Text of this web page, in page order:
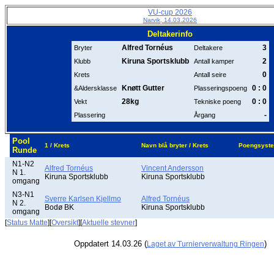
VU-cup 2026
Narvik, 14.03.2026
Deltakerinfo
Bryter Alfred Tornéus Deltakere 3
Klubb Kiruna Sportsklubb Antall kamper 2
Krets Antall seire 0
&Aldersklasse Knøtt Gutter Plasseringspoeng 0 : 0
Vekt 28kg Tekniske poeng 0 : 0
Plassering Årgang -
Pool
Runde
1 / Krets Navn blå bryter / Krets
N1-N2
N 1.
omgang
Alfred Tornéus
Kiruna Sportsklubb
Vincent Andersson
Kiruna Sportsklubb
N3-N1
N 2.
omgang
Sverre Karlsen Kjellmo
Bodø BK
Alfred Tornéus
Kiruna Sportsklubb
[Status Matte][Oversikt][Aktuelle stevner]
Oppdatert 14.03.26 (Laget av Turnierverwaltung Ringen)